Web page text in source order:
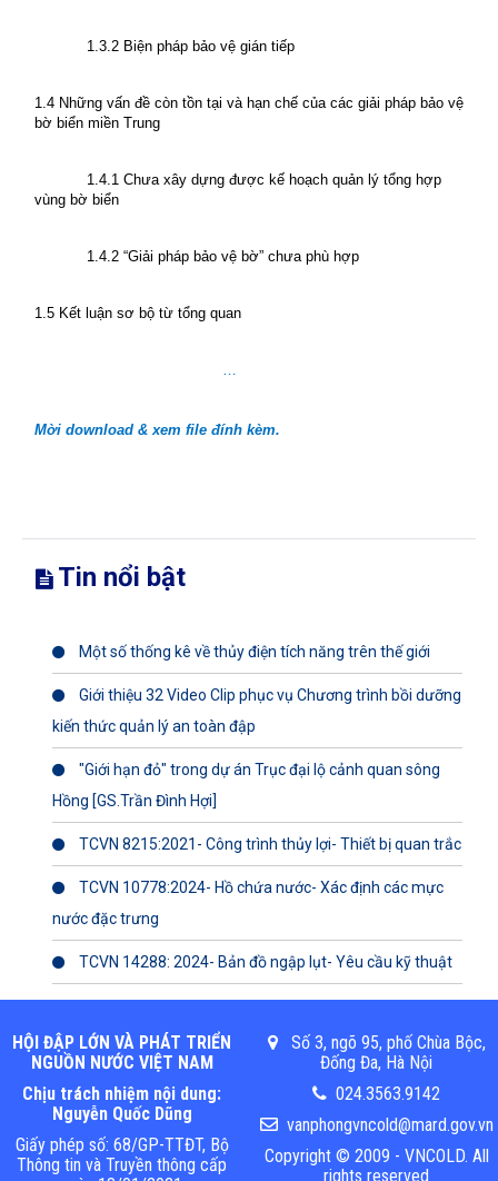
1.3.2 Biện pháp bảo vệ gián tiếp
1.4 Những vấn đề còn tồn tại và hạn chế của các giải pháp bảo vệ
bờ biển miền Trung
1.4.1 Chưa xây dựng được kế hoạch quản lý tổng hợp
vùng bờ biển
1.4.2 “Giải pháp bảo vệ bờ” chưa phù hợp
1.5 Kết luận sơ bộ từ tổng quan
…
Mời download & xem file đính kèm.
Tin nổi bật
Một số thống kê về thủy điện tích năng trên thế giới
Giới thiệu 32 Video Clip phục vụ Chương trình bồi dưỡng
kiến thức quản lý an toàn đập
"Giới hạn đỏ" trong dự án Trục đại lộ cảnh quan sông
Hồng [GS.Trần Đình Hợi]
TCVN 8215:2021- Công trình thủy lợi- Thiết bị quan trắc
TCVN 10778:2024- Hồ chứa nước- Xác định các mực
nước đặc trưng
TCVN 14288: 2024- Bản đồ ngập lụt- Yêu cầu kỹ thuật
HỘI ĐẬP LỚN VÀ PHÁT TRIỂN
NGUỒN NƯỚC VIỆT NAM
Chịu trách nhiệm nội dung:
Nguyễn Quốc Dũng
Giấy phép số: 68/GP-TTĐT, Bộ
Thông tin và Truyền thông cấp
Số 3, ngõ 95, phố Chùa Bộc,
Đống Đa, Hà Nội
024.3563.9142
vanphongvncold@mard.gov.vn
Copyright © 2009 - VNCOLD. All
rights reserved